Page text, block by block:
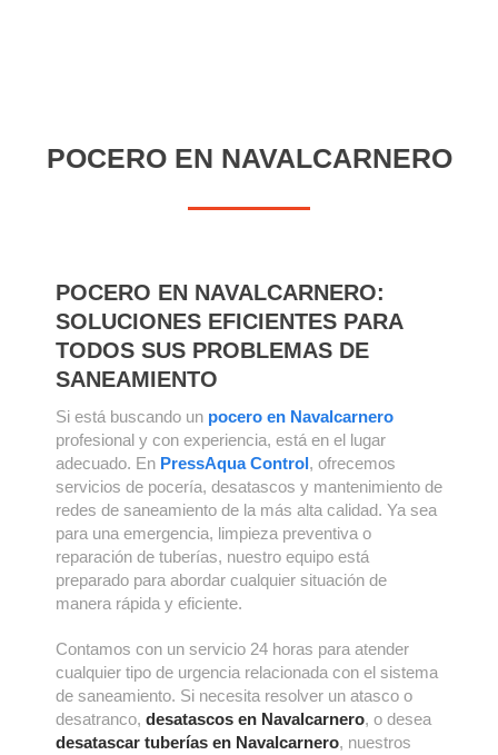
POCERO EN NAVALCARNERO
POCERO EN NAVALCARNERO:
SOLUCIONES EFICIENTES PARA
TODOS SUS PROBLEMAS DE
SANEAMIENTO
Si está buscando un pocero en Navalcarnero
profesional y con experiencia, está en el lugar
adecuado. En PressAqua Control, ofrecemos
servicios de pocería, desatascos y mantenimiento de
redes de saneamiento de la más alta calidad. Ya sea
para una emergencia, limpieza preventiva o
reparación de tuberías, nuestro equipo está
preparado para abordar cualquier situación de
manera rápida y eficiente.
Contamos con un servicio 24 horas para atender
cualquier tipo de urgencia relacionada con el sistema
de saneamiento. Si necesita resolver un atasco o
desatranco, desatascos en Navalcarnero, o desea
desatascar tuberías en Navalcarnero, nuestros